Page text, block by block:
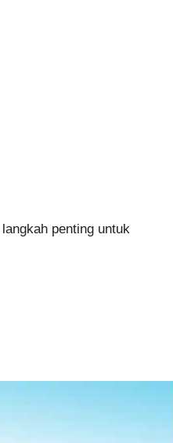
penting untuk